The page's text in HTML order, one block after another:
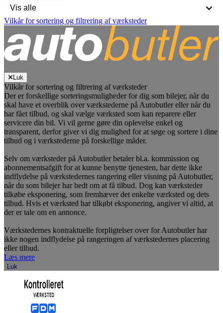
Vilkår for sortering og filtrering af værksteder
Luk
Vilkår for sortering og filtrering af værksteder
Der er forskellige sorteringsmuligheder for dig som bilejer, når du
skal have et overblik over værkstederne på Autobutler eller når du
har fået tilbud, og skal vælge værksted som kan reparere eller
servicere din bil. Vi vil gerne gøre din oplevelse enkel og
transparent, derfor giver vi dig mulighed for at søge og sortere i dine
tilbud og i værkstederne på forskellige måder.
Selv om værksteder på Autobutler betaler bl.a. kommission og
abonnementsafgift for at kunne benytte tjenesten, har dette ikke
indflydelse på værkstedernes rangering eller visning på Autobutler,
når du som bilejer har bedt om at få tilbud. Dog kan værksteder
tilkøbe eksponering, som fremhæver det enkelte værksted og dets
tilbud. Hvis et værksted har tilkøbt eksponering, angiver vi altid, at
der er tale om en annonce.
Værkstedernes kontraktuelle forpligtelser over for Autobutler har
ikke nogen indflydelse på rangeringen af værkstedernes placering
eller tilbud.
Læs mere
Luk